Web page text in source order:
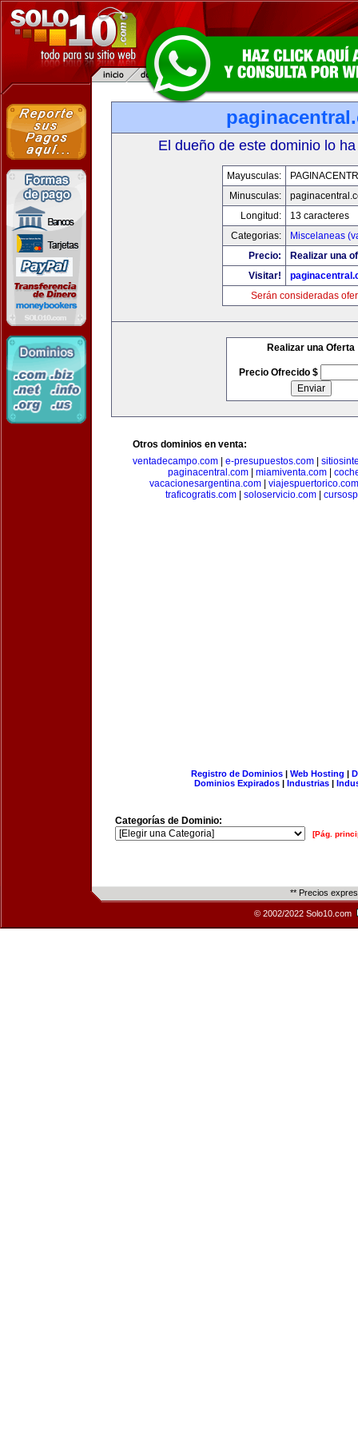
El dueño de este dominio lo
Mayusculas:
Minusculas:
Longitud:
13 caracteres
Categorias:
Miscelaneas
Precio:
Realizar una
Visitar!
Serán consideradas
Realizar una Oferta
Precio Ofrecido $
Otros dominios en venta:
ventadecampo.com
e-presupuestos.com
paginacentral.com| miamiventa.com|
vacacionesargentina.com
viajespuertorico.com
traficogratis.com| soloservicio.com|
Registro de Dominios| Web Hosting |
Dominios Expirados | Industrias |
Categorías de Dominio:
[Pág.
** Precios
© 2002/2022 Solo10.com